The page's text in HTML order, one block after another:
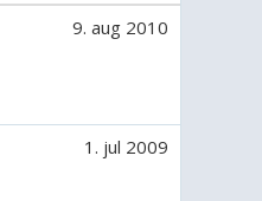
9. aug 2010
1. jul 2009